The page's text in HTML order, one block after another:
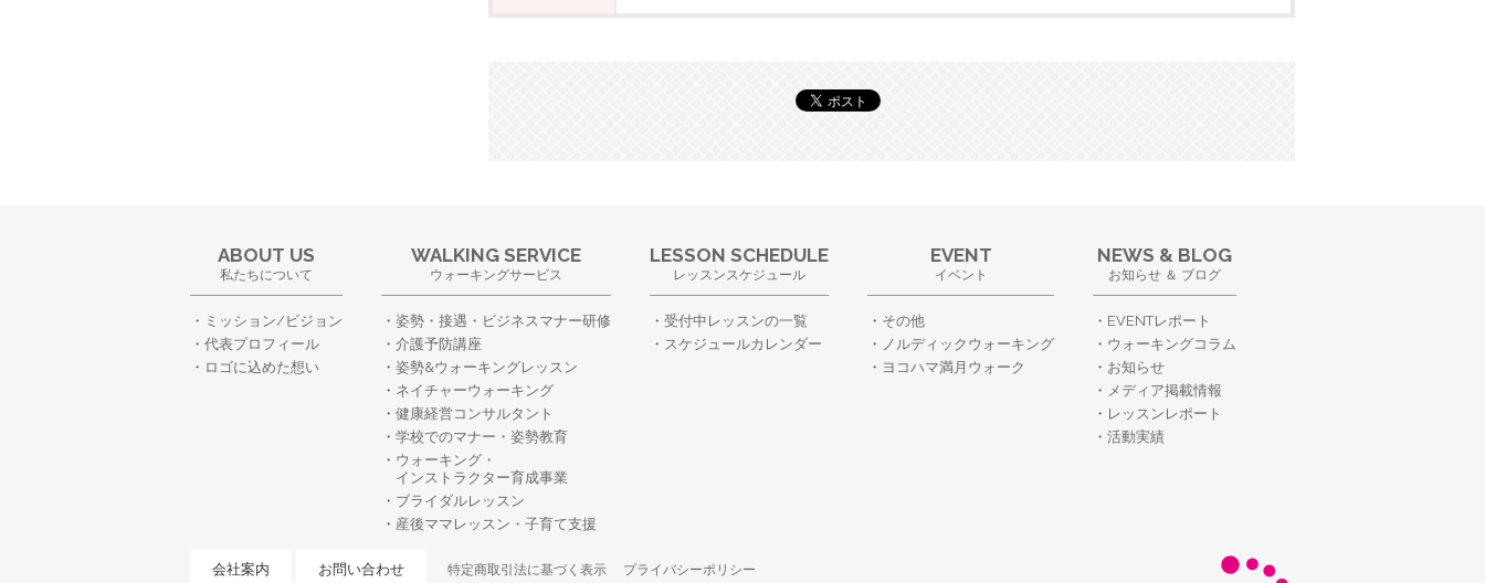
ABOUT US
私たちについて
ミッション/ビジョン
代表プロフィール
ロゴに込めた想い
WALKING SERVICE
ウォーキングサービス
姿勢・接遇・ビジネスマナー研修
介護予防講座
姿勢&ウォーキングレッスン
ネイチャーウォーキング
健康経営コンサルタント
学校でのマナー・姿勢教育
ウォーキング・
インストラクター育成事業
ブライダルレッスン
産後ママレッスン・子育て支援
LESSON SCHEDULE
レッスンスケジュール
受付中レッスンの一覧
スケジュールカレンダー
EVENT
イベント
その他
ノルディックウォーキング
ヨコハマ満月ウォーク
NEWS & BLOG
お知らせ ＆ ブログ
EVENTレポート
ウォーキングコラム
お知らせ
メディア掲載情報
レッスンレポート
活動実績
会社案内 お問い合わせ 特定商取引法に基づく表示 プライバシーポリシー